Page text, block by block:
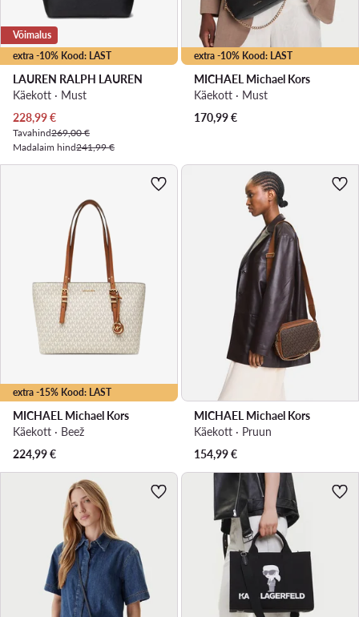
extra -10% Kood: LAST
Võimalus
LAUREN RALPH LAUREN
Käekott · Must
Praegune hind
228,99€
Tavahind269,00 €
Madalaim hind241,99 €
extra -10% Kood: LAST
MICHAEL Michael Kors
Käekott · Must
170,99€
extra -15% Kood: LAST
MICHAEL Michael Kors
Käekott · Beež
224,99€
MICHAEL Michael Kors
Käekott · Pruun
154,99€